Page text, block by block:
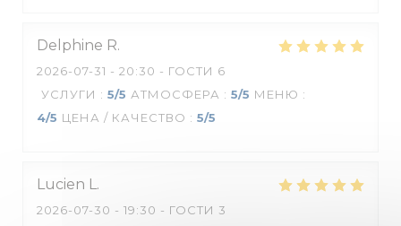
Delphine R
2026-07-31 - 20:30 - ГОСТИ 6
УСЛУГИ : 5/5 АТМОСФЕРА : 5/5 МЕНЮ :
4/5 ЦЕНА / КАЧЕСТВО : 5/5
Lucien L
2026-07-30 - 19:30 - ГОСТИ 3